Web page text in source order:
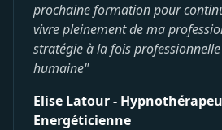
prochaine formation pour
vivre pleinement de ma
stratégie à la fois
humaine"
Elise Latour -
Energéticienne